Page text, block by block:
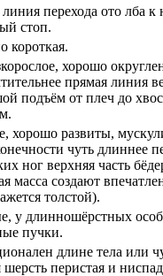
перехода ото лба к
стоп.
короткая.
хорошо
прямая линия
подъём от плеч до
хорошо развиты,
чуть длиннее
ног верхняя часть
масса создают
толстой).
у длинношёрстных
пучки.
длине тела или
перистая и